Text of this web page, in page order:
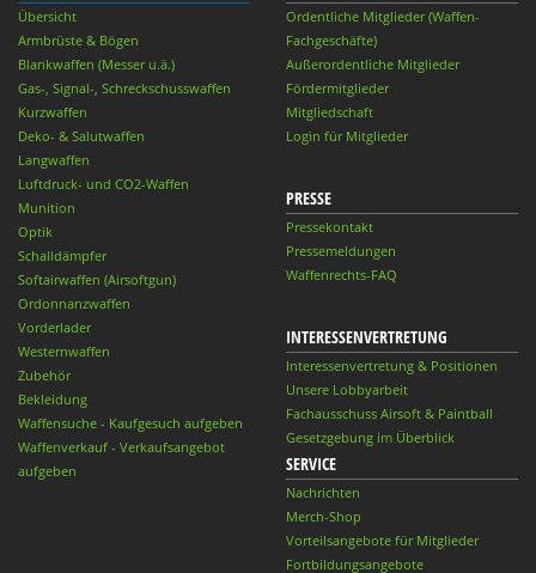
Übersicht
Armbrüste & Bögen
Blankwaffen (Messer u.ä.)
Gas-, Signal-, Schreckschusswaffen
Kurzwaffen
Deko- & Salutwaffen
Langwaffen
Luftdruck- und CO2-Waffen
Munition
Optik
Schalldämpfer
Softairwaffen (Airsoftgun)
Ordonnanzwaffen
Vorderlader
Westernwaffen
Zubehör
Bekleidung
Waffensuche - Kaufgesuch aufgeben
Waffenverkauf - Verkaufsangebot
aufgeben
Ordentliche Mitglieder (Waffen-
Fachgeschäfte)
Außerordentliche Mitglieder
Fördermitglieder
Mitgliedschaft
Login für Mitglieder
PRESSE
Pressekontakt
Pressemeldungen
Waffenrechts-FAQ
INTERESSENVERTRETUNG
Interessenvertretung & Positionen
Unsere Lobbyarbeit
Fachausschuss Airsoft & Paintball
Gesetzgebung im Überblick
SERVICE
Nachrichten
Merch-Shop
Vorteilsangebote für Mitglieder
Fortbildungsangebote